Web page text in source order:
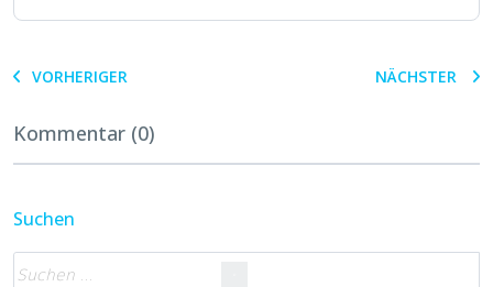
VORHERIGER NÄCHSTER
Kommentar (0)
Suchen